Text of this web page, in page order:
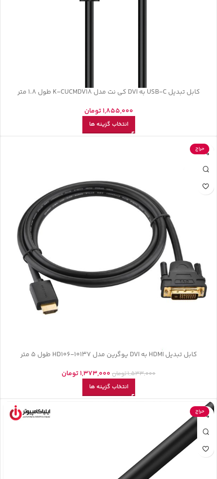
کابل تبدیل USB-C به DVI کی نت مدل K-CUCMDV18 طول 1.8 متر
1,855,000 تومان
انتخاب گزینه ها
حراج
کابل تبدیل HDMI به DVI یوگرین مدل HD106-10137 طول 5 متر
1,533,000تومان 1,373,000تومان
انتخاب گزینه ها
حراج